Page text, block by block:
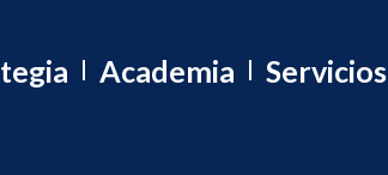
Academia Servicios